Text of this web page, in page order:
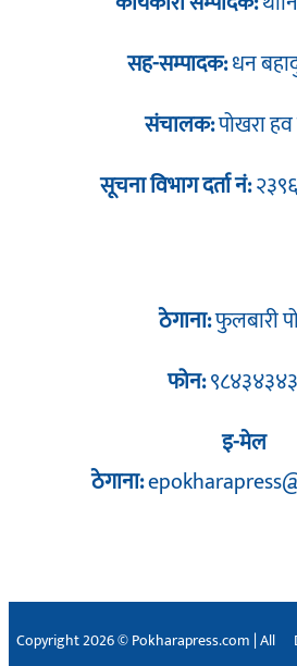
सह-सम्पादक:धन
संचालक:पोखरा हव
सूचना विभाग दर्ता नं:
ठेगाना:फुलबारी
फोन:
इ-मेल
ठेगाना:
Copyright 2026 © Pokharapress.com | All